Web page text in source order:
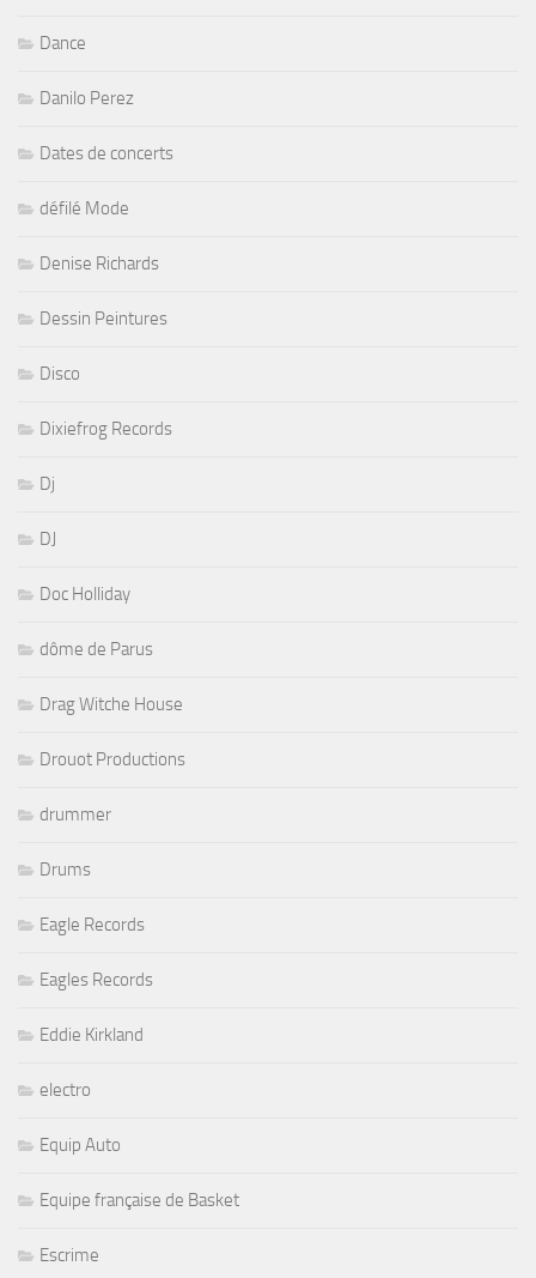
Dance
Danilo Perez
Dates de concerts
défilé Mode
Denise Richards
Dessin Peintures
Disco
Dixiefrog Records
Dj
DJ
Doc Holliday
dôme de Parus
Drag Witche House
Drouot Productions
drummer
Drums
Eagle Records
Eagles Records
Eddie Kirkland
electro
Equip Auto
Equipe française de Basket
Escrime